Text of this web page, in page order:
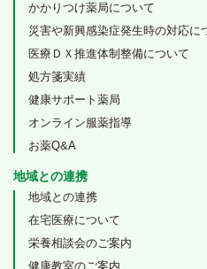
かかりつけ薬局について
災害や新興感染症発生時の対応に
医療ＤＸ推進体制整備について
処方箋実績
健康サポート薬局
オンライン服薬指導
お薬Q&A
地域との連携
地域との連携
在宅医療について
栄養相談会のご案内
健康教室のご案内